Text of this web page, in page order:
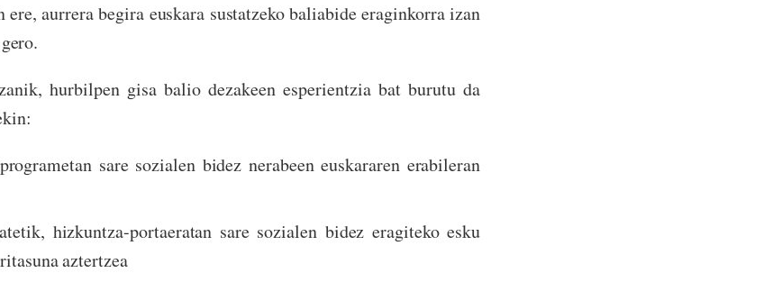
ere, aurrera begira euskara sustatzeko baliabide eraginkorra izan
hurbilpen gisa balio dezakeen esperientzia bat burutu da
sare sozialen bidez nerabeen euskararen erabileran
hizkuntza-portaeratan sare sozialen bidez eragiteko esku
aztertzea